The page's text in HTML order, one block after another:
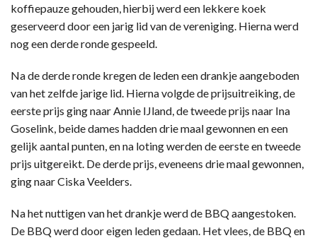
koffiepauze gehouden, hierbij werd een lekkere koek
geserveerd door een jarig lid van de vereniging. Hierna werd
nog een derde ronde gespeeld.
Na de derde ronde kregen de leden een drankje aangeboden
van het zelfde jarige lid. Hierna volgde de prijsuitreiking, de
eerste prijs ging naar Annie IJland, de tweede prijs naar Ina
Goselink, beide dames hadden drie maal gewonnen en een
gelijk aantal punten, en na loting werden de eerste en tweede
prijs uitgereikt. De derde prijs, eveneens drie maal gewonnen,
ging naar Ciska Veelders.
Na het nuttigen van het drankje werd de BBQ aangestoken.
De BBQ werd door eigen leden gedaan. Het vlees, de BBQ en